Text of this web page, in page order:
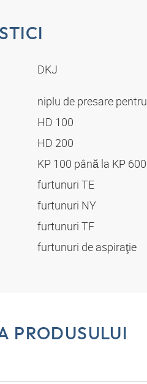
DKJ
niplu de presare pentru
HD 100
HD 200
KP 100 până la KP 600
furtunuri TE
furtunuri NY
furtunuri TF
furtunuri de aspiraţie
PRODUSULUI